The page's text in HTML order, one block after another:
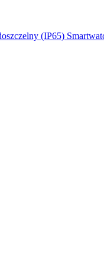
(IP65)